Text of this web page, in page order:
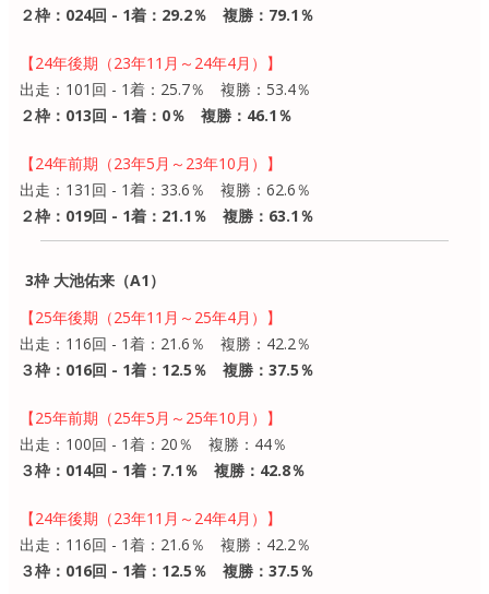
２枠：024回 - 1着：29.2％ 複勝：79.1％
【24年後期（23年11月～24年4月）】
出走：101回 - 1着：25.7％ 複勝：53.4％
２枠：013回 - 1着：0％ 複勝：46.1％
【24年前期（23年5月～23年10月）】
出走：131回 - 1着：33.6％ 複勝：62.6％
２枠：019回 - 1着：21.1％ 複勝：63.1％
3枠 大池佑来（A1）
【25年後期（25年11月～25年4月）】
出走：116回 - 1着：21.6％ 複勝：42.2％
３枠：016回 - 1着：12.5％ 複勝：37.5％
【25年前期（25年5月～25年10月）】
出走：100回 - 1着：20％ 複勝：44％
３枠：014回 - 1着：7.1％ 複勝：42.8％
【24年後期（23年11月～24年4月）】
出走：116回 - 1着：21.6％ 複勝：42.2％
３枠：016回 - 1着：12.5％ 複勝：37.5％